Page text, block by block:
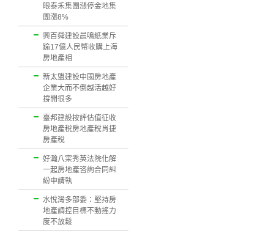
眼泰禾集團漲停金地集
團漲8%
興百舜建設晨鳴紙業斥
踰17億人民幣收購上海
房地產相
新太盟建設中國房地產
企業大而不倒越活越好
撐開很多
臺邦建設按評估值征收
房地產稅房地產稅肖捷
房產稅
好瀚八寀秀英法院化解
一起房地產咨詢合同糾
紛申請執
水悅灣多部委：堅持房
地產調控目標不動搖力
度不放鬆